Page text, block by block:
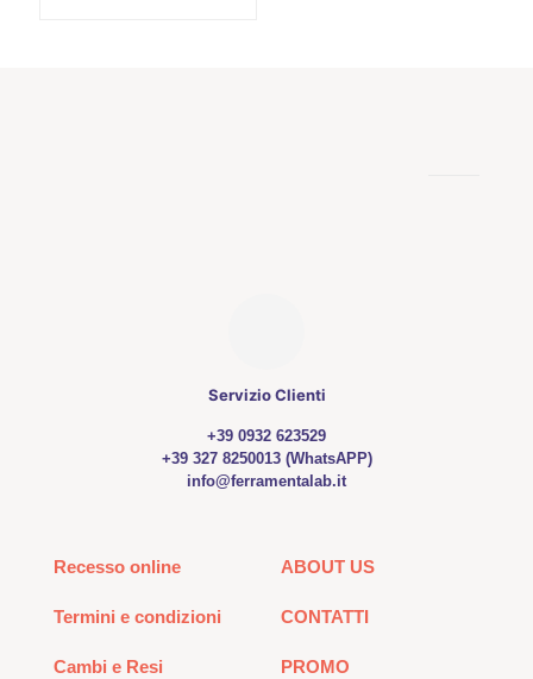
Servizio Clienti
+39 0932 623529
+39 327 8250013 (WhatsAPP)
info@ferramentalab.it
Recesso online
Termini e condizioni
Cambi e Resi
ABOUT US
CONTATTI
PROMO